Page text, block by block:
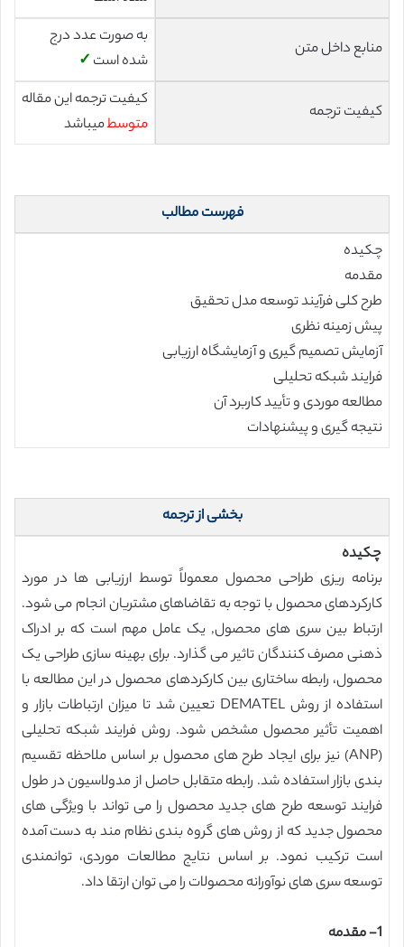
منابع داخل متن
به صورت عدد درج
شده است ✓
کیفیت ترجمه
کیفیت ترجمه این مقاله
متوسطمیباشد
فهرست مطالب
چکیده
مقدمه
طرح کلی فرآیند توسعه مدل تحقیق
پیش زمینه نظری
آزمایش تصمیم گیری و آزمایشگاه ارزیابی
فرایند شبکه تحلیلی
مطالعه موردی و تأیید کاربرد آن
نتیجه گیری و پیشنهادات
بخشی از ترجمه
چکیده
برنامه ریزی طراحی محصول معمولاً توسط ارزیابی ها در مورد
کارکردهای محصول با توجه به تقاضاهای مشتریان انجام می شود.
ارتباط بین سری های محصول, یک عامل مهم است که بر ادراک
ذهنی مصرف کنندگان تاثیر می گذارد. برای بهینه سازی طراحی یک
محصول، رابطه ساختاری بین کارکردهای محصول در این مطالعه با
استفاده از روش DEMATEL تعیین شد تا میزان ارتباطات بازار و
اهمیت تأثیر محصول مشخص شود. روش فرایند شبکه تحلیلی
(ANP) نیز برای ایجاد طرح های محصول بر اساس ملاحظه تقسیم
بندی بازار استفاده شد. رابطه متقابل حاصل از مدولاسیون در طول
فرایند توسعه طرح های جدید محصول را می تواند با ویژگی های
محصول جدید که از روش های گروه بندی نظام مند به دست آمده
است ترکیب نمود. بر اساس نتایج مطالعات موردی، توانمندی
توسعه سری های نوآورانه محصولات را می توان ارتقا داد.
1- مقدمه